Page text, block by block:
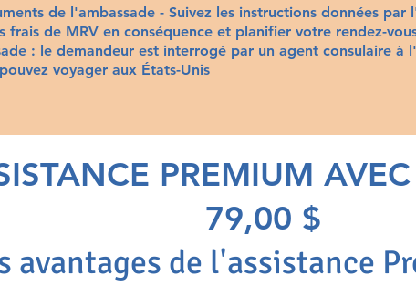
de l'ambassade - Suivez les instructions données par
frais de MRV en conséquence et planifier votre rendez-
: le demandeur est interrogé par un agent consulaire à
voyager aux États-Unis
PREMIUM
79,00 $
avantages de l'assistance